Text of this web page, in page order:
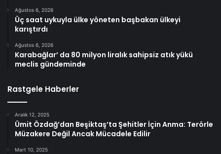
Ağustos 6, 2026
Üç saat uykuyla ülke yöneten başbakan ülkeyi
karıştırdı
Ağustos 6, 2026
Karabağlar’ da 80 milyon liralık sahipsiz atık yükü
meclis gündeminde
Rastgele Haberler
Aralık 12, 2025
Ümit Özdağ’dan Beşiktaş’ta Şehitler İçin Anma: Terörle
Müzakere Değil Ancak Mücadele Edilir
Mart 10, 2025